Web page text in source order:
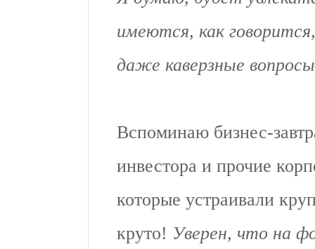
имеются, как
даже каверзные
Вспоминаю бизнес-
инвестора и прочие
которые устраивали
круто! Уверен, что на